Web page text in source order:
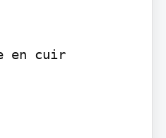
en cuir